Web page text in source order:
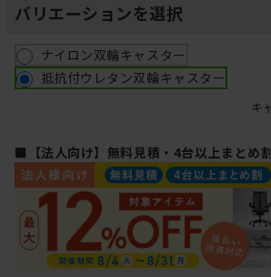
バリエーションを選択
ナイロン双輪キャスター
抵抗付ウレタン双輪キャスター
キ
■【法人向け】無料見積・4台以上まとめ